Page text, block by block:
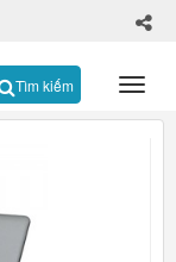
Tìm kiếm
×